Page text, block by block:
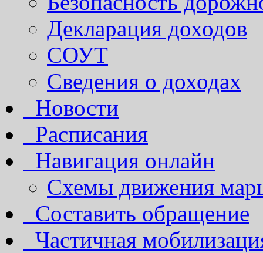
Декларация доходов
СОУТ
Сведения о доходах
Новости
Расписания
Навигация онлайн
Схемы движения
Составить обращение
Частичная